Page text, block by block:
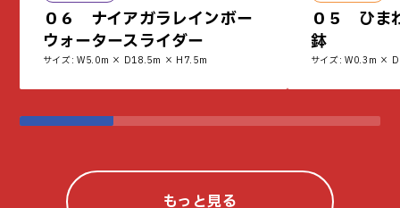
０６ ナイアガラレインボー
ウォータースライダー
サイズ: W5.0m × D18.5m × H7.5m
０５ ひま
鉢
サイズ: W0.3m ×
もっと見る